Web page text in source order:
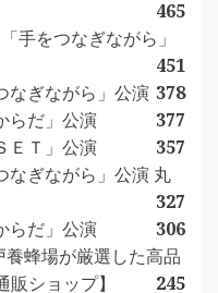
465
手をつなぎながら」
451
なぎながら」公演 378
らだ」公演
377
ＥＴ」公演
357
なぎながら」公演 丸
327
らだ」公演
306
蜂場が厳選した高品
ショップ】
245